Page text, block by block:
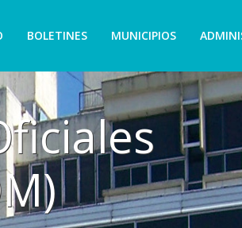
BOLETINES MUNICIPIOS